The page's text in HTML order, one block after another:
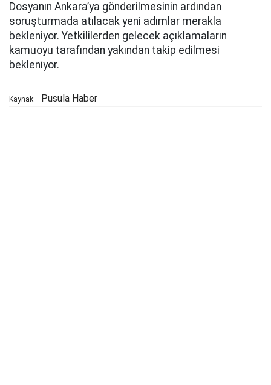
Dosyanın Ankara’ya gönderilmesinin ardından
soruşturmada atılacak yeni adımlar merakla
bekleniyor. Yetkililerden gelecek açıklamaların
kamuoyu tarafından yakından takip edilmesi
bekleniyor.
Kaynak: Pusula Haber